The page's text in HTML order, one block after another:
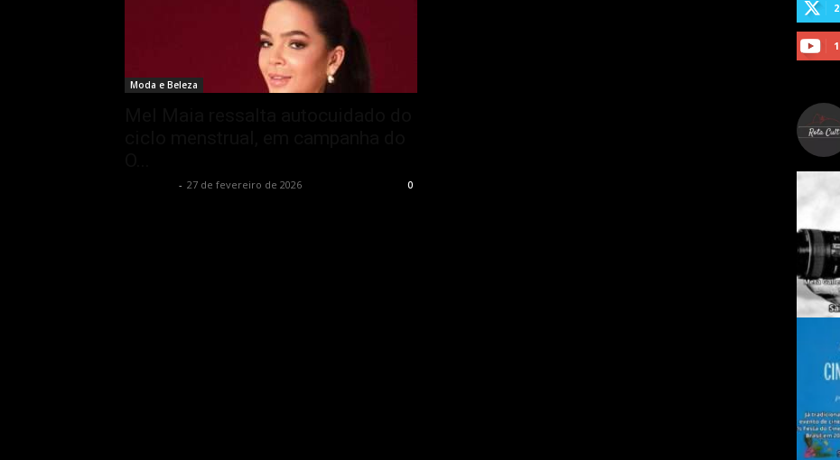
Moda e Beleza
- 27 de fevereiro de 2026 0